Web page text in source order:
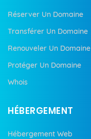
Réserver Un Domaine
Transférer Un Domaine
Renouveler Un Domaine
Protéger Un Domaine
Whois
HÉBERGEMENT
Hébergement Web